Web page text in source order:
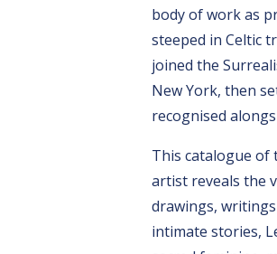
body of work as
steeped in Celtic
joined the
New York, then
recognised
This catalogue of
artist reveals the
drawings,
intimate stories,